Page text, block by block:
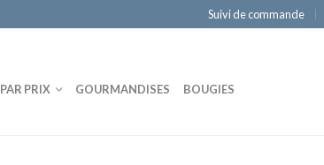
Suivi de commande
PAR PRIX GOURMANDISES BOUGIES